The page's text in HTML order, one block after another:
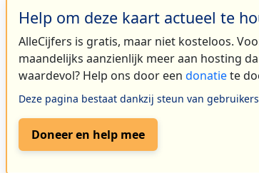
Help om deze kaart actueel te
AlleCijfers is gratis, maar niet kosteloos.
maandelijks aanzienlijk meer aan hosting
waardevol? Help ons door een donatiete
Deze pagina bestaat dankzij steun van
Doneer en help mee